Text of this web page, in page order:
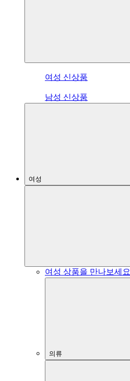
여성 신상품
남성 신상품
여성
여성 상품을 만나보세요
의류